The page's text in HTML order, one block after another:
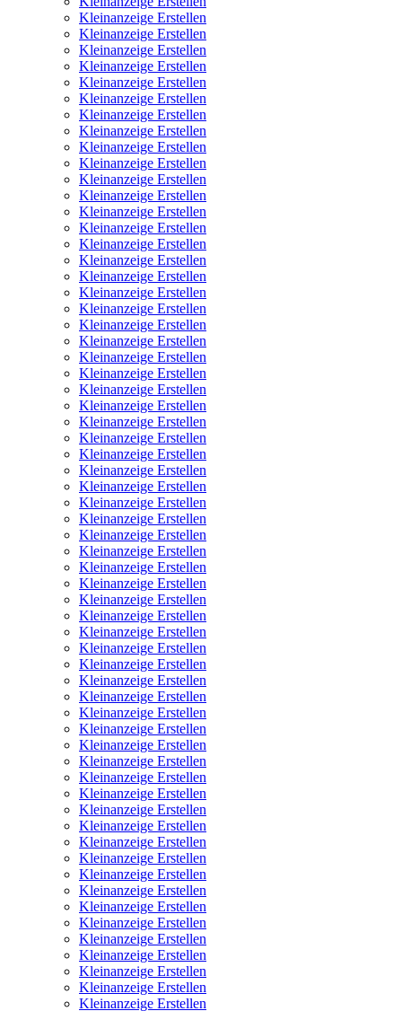
Kleinanzeige Erstellen
Kleinanzeige Erstellen
Kleinanzeige Erstellen
Kleinanzeige Erstellen
Kleinanzeige Erstellen
Kleinanzeige Erstellen
Kleinanzeige Erstellen
Kleinanzeige Erstellen
Kleinanzeige Erstellen
Kleinanzeige Erstellen
Kleinanzeige Erstellen
Kleinanzeige Erstellen
Kleinanzeige Erstellen
Kleinanzeige Erstellen
Kleinanzeige Erstellen
Kleinanzeige Erstellen
Kleinanzeige Erstellen
Kleinanzeige Erstellen
Kleinanzeige Erstellen
Kleinanzeige Erstellen
Kleinanzeige Erstellen
Kleinanzeige Erstellen
Kleinanzeige Erstellen
Kleinanzeige Erstellen
Kleinanzeige Erstellen
Kleinanzeige Erstellen
Kleinanzeige Erstellen
Kleinanzeige Erstellen
Kleinanzeige Erstellen
Kleinanzeige Erstellen
Kleinanzeige Erstellen
Kleinanzeige Erstellen
Kleinanzeige Erstellen
Kleinanzeige Erstellen
Kleinanzeige Erstellen
Kleinanzeige Erstellen
Kleinanzeige Erstellen
Kleinanzeige Erstellen
Kleinanzeige Erstellen
Kleinanzeige Erstellen
Kleinanzeige Erstellen
Kleinanzeige Erstellen
Kleinanzeige Erstellen
Kleinanzeige Erstellen
Kleinanzeige Erstellen
Kleinanzeige Erstellen
Kleinanzeige Erstellen
Kleinanzeige Erstellen
Kleinanzeige Erstellen
Kleinanzeige Erstellen
Kleinanzeige Erstellen
Kleinanzeige Erstellen
Kleinanzeige Erstellen
Kleinanzeige Erstellen
Kleinanzeige Erstellen
Kleinanzeige Erstellen
Kleinanzeige Erstellen
Kleinanzeige Erstellen
Kleinanzeige Erstellen
Kleinanzeige Erstellen
Kleinanzeige Erstellen
Kleinanzeige Erstellen